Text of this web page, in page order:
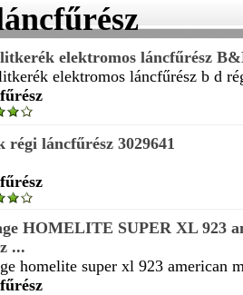
elektromos láncfűrész
elektromos láncfűrész b d
régi láncfűrész 3029641
HOMELITE SUPER XL 923
...
homelite super xl 923 american